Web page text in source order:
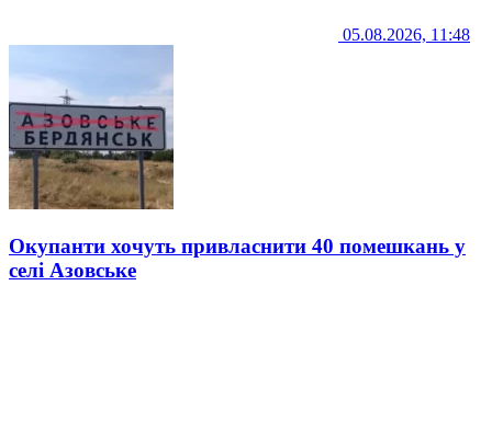
05.08.2026, 11:48
Окупанти хочуть привласнити 40 помешкань у
селі Азовське